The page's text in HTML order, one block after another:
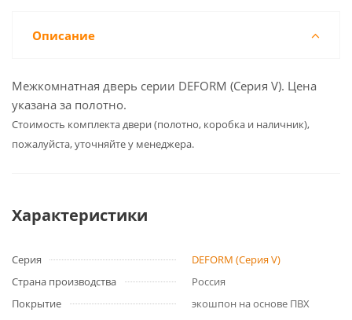
Описание
Межкомнатная дверь серии DEFORM (Серия V). Цена
указана за полотно.
Cтоимость комплекта двери (полотно, коробка и наличник),
пожалуйста, уточняйте у менеджера.
Характеристики
Серия
DEFORM (Серия V)
Страна производства
Россия
Покрытие
экошпон на основе ПВХ